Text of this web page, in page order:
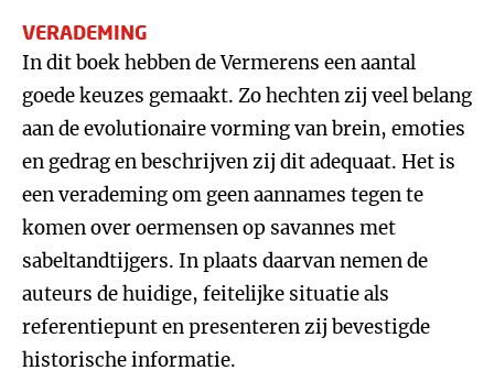
VERADEMING
In dit boek hebben de Vermerens een aantal
goede keuzes gemaakt. Zo hechten zij veel belang
aan de evolutionaire vorming van brein, emoties
en gedrag en beschrijven zij dit adequaat. Het is
een verademing om geen aannames tegen te
komen over oermensen op savannes met
sabeltandtijgers. In plaats daarvan nemen de
auteurs de huidige, feitelijke situatie als
referentiepunt en presenteren zij bevestigde
historische informatie.